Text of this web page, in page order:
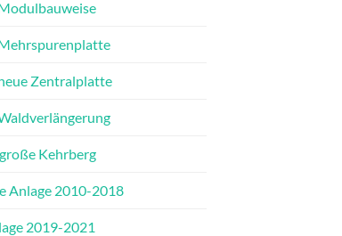
Zentralplatte
Kehrberg
Anlage 2010-2018
2019-2021